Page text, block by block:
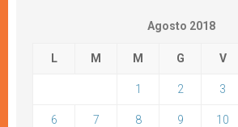
Agosto 2018
L M M G V
1 2 3
6 7 8 9 10